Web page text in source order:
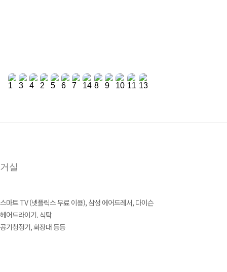
거실
스마트 TV (넷플릭스 무료 이용), 삼성 에어드레서, 다이슨
헤어드라이기. 식탁
공기청정기, 화장대 등등